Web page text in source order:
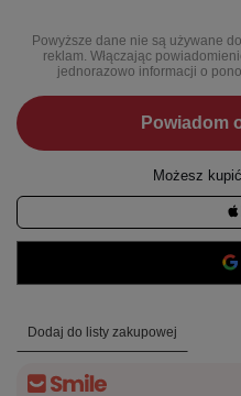
Powyższe dane nie są używane
reklam. Włączając
jednorazowo informacji o
Powiadom
Możesz
Dodaj do listy zakupowej